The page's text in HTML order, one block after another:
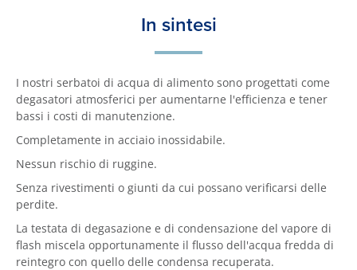
In sintesi
I nostri serbatoi di acqua di alimento sono progettati come
degasatori atmosferici per aumentarne l'efficienza e tener
bassi i costi di manutenzione.
Completamente in acciaio inossidabile.
Nessun rischio di ruggine.
Senza rivestimenti o giunti da cui possano verificarsi delle
perdite.
La testata di degasazione e di condensazione del vapore di
flash miscela opportunamente il flusso dell'acqua fredda di
reintegro con quello delle condensa recuperata.